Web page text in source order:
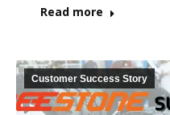
Read more
Customer Success Story